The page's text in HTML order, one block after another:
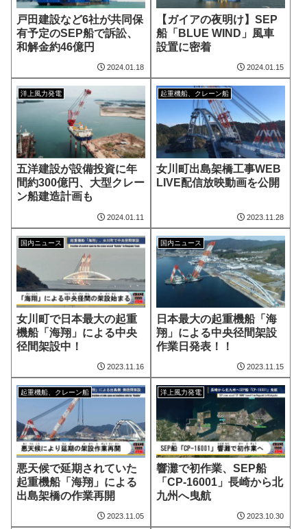
戸田建設など6社が共同保
有予定のSEP船で訴訟、
和解金約46億円
2024.01.18
【ガイアの夜明け】SEP
船「BLUE WIND」風車
設置に密着
2024.01.15
洋上風力発電
五洋建設が設備投資に年
間約300億円、大型クレー
ン船建造計画も
2024.01.11
起重機船、クレーン船
女川町出島架橋工事WEB
LIVE配信放映動画を公開
2023.11.28
国内ニュース
女川町で日本最大の起重
機船「海翔」による中央
径間架設中！
2023.11.16
国内ニュース
日本最大の起重機船「海
翔」による中央径間架設
作業日発表！！
2023.11.15
起重機船、クレーン船
悪天候で延期されていた
起重機船「海翔」による
出島架橋の作業再開
2023.11.05
洋上風力発電
響灘で初作業、SEP船
「CP-16001」長崎から北
九州へ曳航
2023.10.30